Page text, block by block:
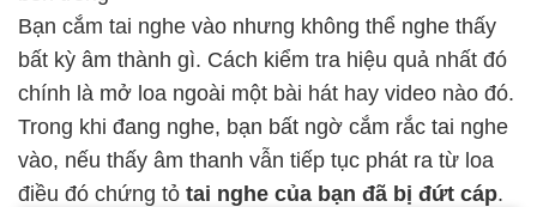
Bạn cắm tai nghe vào nhưng không thể nghe thấy
bất kỳ âm thành gì. Cách kiểm tra hiệu quả nhất đó
chính là mở loa ngoài một bài hát hay video nào đó.
Trong khi đang nghe, bạn bất ngờ cắm rắc tai nghe
vào, nếu thấy âm thanh vẫn tiếp tục phát ra từ loa
điều đó chứng tỏ tai nghe của bạn đã bị đứt cáp.